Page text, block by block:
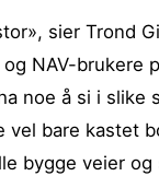
sier Trond
NAV-brukere
noe å si i slike
vel bare kastet
bygge veier og